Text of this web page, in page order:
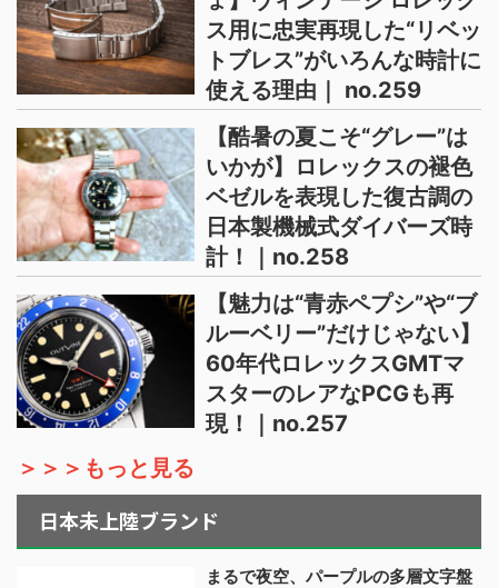
ス用に忠実再現した“リベッ
トブレス”がいろんな時計に
使える理由｜ no.259
【酷暑の夏こそ“グレー”は
いかが】ロレックスの褪色
ベゼルを表現した復古調の
日本製機械式ダイバーズ時
計！｜no.258
【魅力は“青赤ペプシ”や“ブ
ルーベリー”だけじゃない】
60年代ロレックスGMTマ
スターのレアなPCGも再
現！｜no.257
＞＞＞もっと見る
日本未上陸ブランド
まるで夜空、パープルの多層文字盤